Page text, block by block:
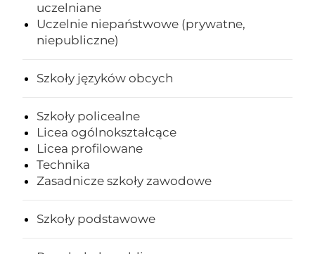
uczelniane
Uczelnie niepaństwowe (prywatne,
niepubliczne)
Szkoły języków obcych
Szkoły policealne
Licea ogólnokształcące
Licea profilowane
Technika
Zasadnicze szkoły zawodowe
Szkoły podstawowe